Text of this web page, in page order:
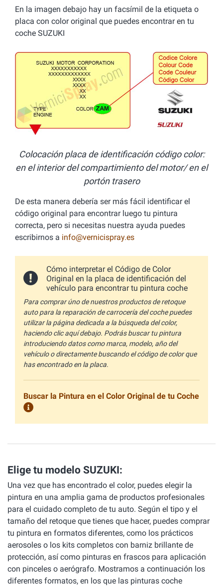
En la imagen debajo hay un facsímil de la etiqueta o
placa con color original que puedes encontrar en tu
coche SUZUKI
Colocación placa de identificación código color:
en el interior del compartimiento del motor/ en el
portón trasero
De esta manera debería ser más fácil identificar el
código original para encontrar luego tu pintura
correcta, pero si necesitas nuestra ayuda puedes
escribirnos a info@vernicispray.es
Cómo interpretar el Código de Color
Original en la placa de identificación del
vehículo para encontrar tu pintura coche
Para comprar úno de nuestros productos de retoque
auto para la reparación de carrocería del coche puedes
utilizar la página dedicada a la búsqueda del color,
haciendo clic aquí debajo. Podrás buscar tu pintura
introduciendo datos como marca, modelo, año del
vehículo o directamente buscando el código de color que
has encontrado en la placa.
Buscar la Pintura en el Color Original de tu Coche
Elige tu modelo SUZUKI:
Una vez que has encontrado el color, puedes elegir la
pintura en una amplia gama de productos profesionales
para el cuidado completo de tu auto. Según el tipo y el
tamaño del retoque que tienes que hacer, puedes comprar
tu pintura en formatos diferentes, como los prácticos
aerosoles o los kits completos con barniz brillante de
protección, así como pinturas en frascos para aplicación
con pinceles o aerógrafo. Mostramos a continuación los
diferentes formatos, en los que las pinturas coche